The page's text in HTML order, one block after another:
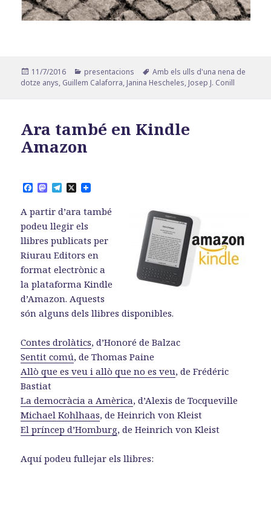
Publicat
el
11/7/2016 Categories
presentacions Etiquetes
Amb els ulls d'una nena de
dotze anys, Guillem Calaforra, Janina Hescheles, Josep J. Conill
Ara també en Kindle
Amazon
F
c
e
b
o
o
k
M
s
t
o
d
o
n
T
l
e
g
r
a
m
X
A partir d’ara també
podeu llegir els
llibres publicats per
Riurau Editors en
format electrònic a
la plataforma Kindle
d’Amazon. Aquests
són alguns dels llibres disponibles.
Contes drolàtics, d’Honoré de Balzac
Sentit comú, de Thomas Paine
Allò que es veu i allò que no es veu, de Frédéric
Bastiat
La democràcia a Amèrica, d’Alexis de Tocqueville
Michael Kohlhaas, de Heinrich von Kleist
El príncep d’Homburg, de Heinrich von Kleist
Aquí podeu fullejar els llibres: